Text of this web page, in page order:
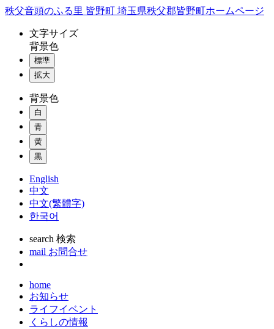
コ
秩父音頭のふる里 皆野町 埼玉県秩父郡皆野町ホームページ
文字サイズ
背景色
標準
拡大
背景色
白
青
黄
黒
English
中文
中文(繁體字)
한국어
search 検索
mail お問合せ
home
お知らせ
ライフイベント
くらしの情報